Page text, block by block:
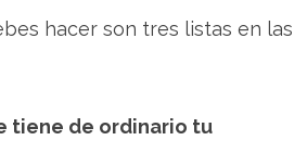
hacer son tres listas en las
tiene de ordinario tu